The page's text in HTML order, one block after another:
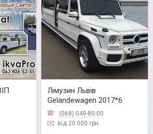
Лімузин Львів
Geländewagen 2017*6
колес+люк
(068) 049-80-00
від 20 000 грн.